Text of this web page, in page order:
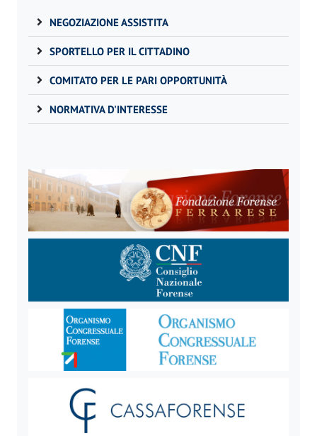
NEGOZIAZIONE ASSISTITA
SPORTELLO PER IL CITTADINO
COMITATO PER LE PARI OPPORTUNITÀ
NORMATIVA D'INTERESSE